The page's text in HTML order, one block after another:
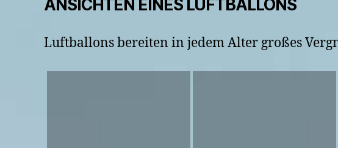
ANSICHTEN EINES LUFTBALLONS
Luftballons bereiten in jedem Alter großes